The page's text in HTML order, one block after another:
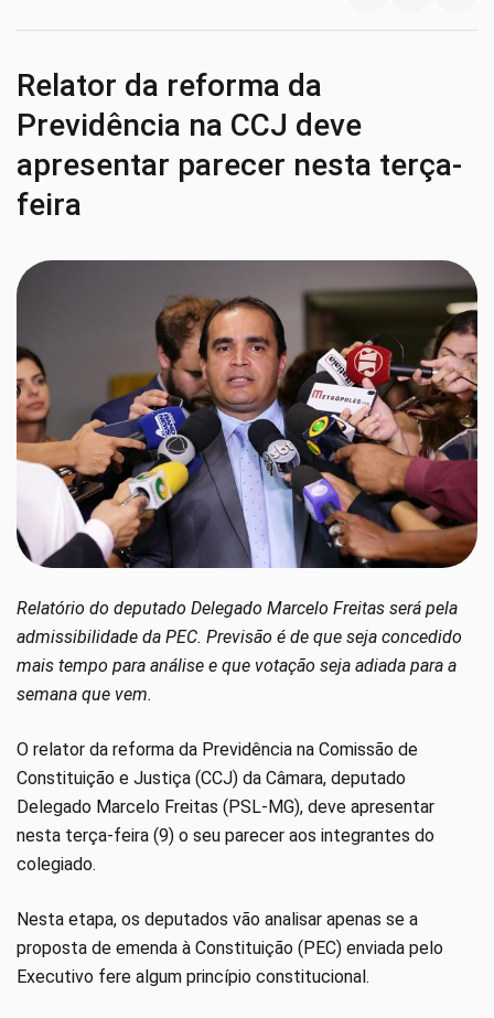
Relator da reforma da
Previdência na CCJ deve
apresentar parecer nesta terça-
feira
Relatório do deputado Delegado Marcelo Freitas será pela
admissibilidade da PEC. Previsão é de que seja concedido
mais tempo para análise e que votação seja adiada para a
semana que vem.
O relator da reforma da Previdência na Comissão de
Constituição e Justiça (CCJ) da Câmara, deputado
Delegado Marcelo Freitas (PSL-MG), deve apresentar
nesta terça-feira (9) o seu parecer aos integrantes do
colegiado.
Nesta etapa, os deputados vão analisar apenas se a
proposta de emenda à Constituição (PEC) enviada pelo
Executivo fere algum princípio constitucional.